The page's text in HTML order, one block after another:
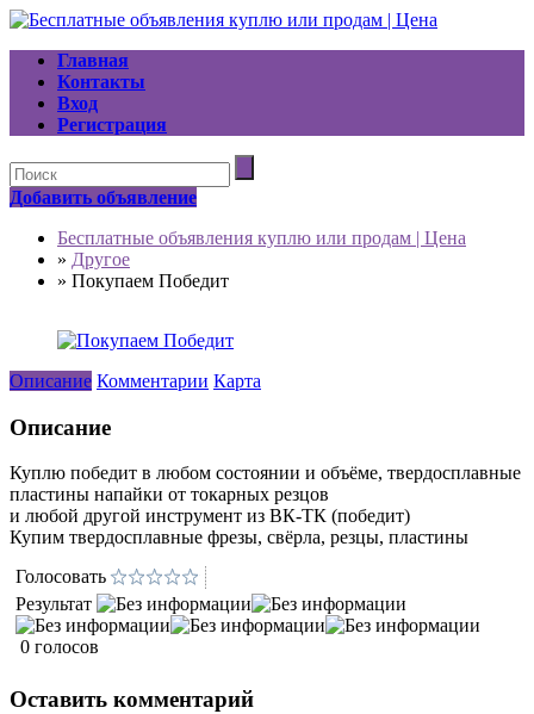
Главная
Контакты
Вход
Регистрация
Добавить объявление
Бесплатные объявления куплю или продам | Цена
» Другое
» Покупаем Победит
Описание Комментарии Карта
Описание
Куплю победит в любом состоянии и объёме, твердосплавные
пластины напайки от токарных резцов
и любой другой инструмент из ВК-ТК (победит)
Купим твердосплавные фрезы, свёрла, резцы, пластины
Голосовать
Результат
0 голосов
Оставить комментарий